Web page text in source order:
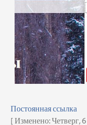
Постоянная ссылка
[ Изменено: Четверг,